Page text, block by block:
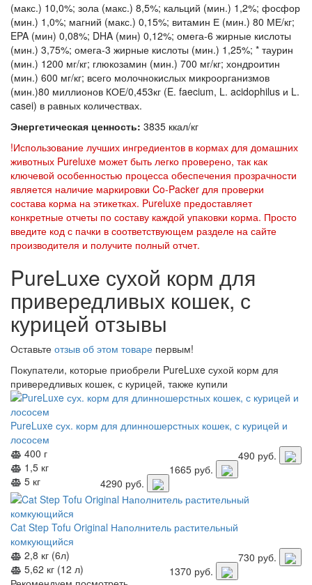
(макс.) 10,0%; зола (макс.) 8,5%; кальций (мин.) 1,2%; фосфор
(мин.) 1,0%; магний (макс.) 0,15%; витамин Е (мин.) 80 МЕ/кг;
EPA (мин) 0,08%; DHA (мин) 0,12%; омега-6 жирные кислоты
(мин.) 3,75%; омега-3 жирные кислоты (мин.) 1,25%; * таурин
(мин.) 1200 мг/кг; глюкозамин (мин.) 700 мг/кг; хондроитин
(мин.) 600 мг/кг; всего молочнокислых микроорганизмов
(мин.)80 миллионов КОЕ/0,453кг (E. faecium, L. acidophilus и L.
casei) в равных количествах.
Энергетическая ценность: 3835 ккал/кг
!Использование лучших ингредиентов в кормах для домашних
животных Pureluxe может быть легко проверено, так как
ключевой особенностью процесса обеспечения прозрачности
является наличие маркировки Co-Packer для проверки
состава корма на этикетках. Pureluxe предоставляет
конкретные отчеты по составу каждой упаковки корма. Просто
введите код с пачки в соответствующем разделе на сайте
производителя и получите полный отчет.
PureLuxe сухой корм для
привередливых кошек, с
курицей отзывы
Оставьте отзыв об этом товаре первым!
Покупатели, которые приобрели PureLuxe сухой корм для
привередливых кошек, с курицей, также купили
PureLuxe сух. корм для длинношерстных кошек, с курицей и
лососем
400 г
490 руб.
1,5 кг
1665 руб.
5 кг
4290 руб.
Cat Step Tofu Original Наполнитель растительный
комкующийся
2,8 кг (6л)
730 руб.
5,62 кг (12 л)
1370 руб.